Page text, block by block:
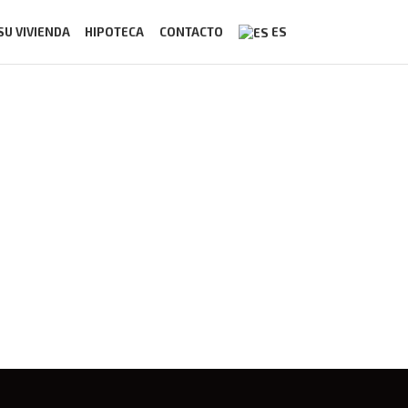
VIVIENDA HIPOTECA CONTACTO ES